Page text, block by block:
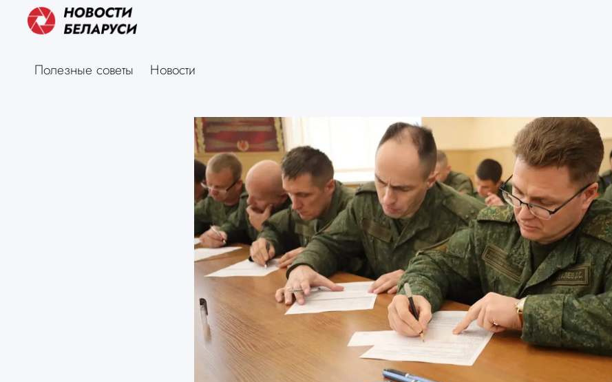
Полезные советы Новости